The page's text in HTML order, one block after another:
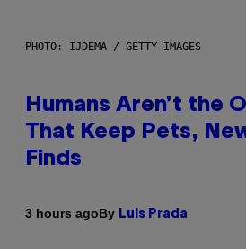
PHOTO: IJDEMA / GETTY IMAGES
Humans Aren’t the
That Keep Pets,
Finds
3 hours agoBy Luis Prada